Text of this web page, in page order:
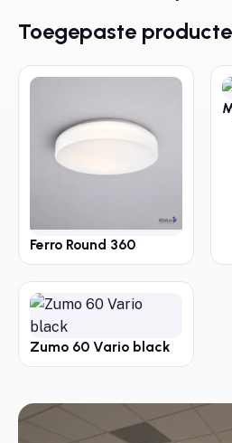
Toegepaste
Ferro Round 360
Zumo 60 Vario black